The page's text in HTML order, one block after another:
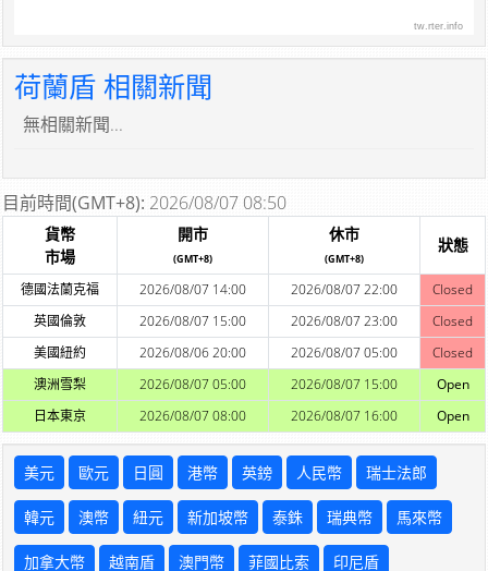
tw.rter.info
荷蘭盾 相關新聞
無相關新聞...
目前時間(GMT+8): 2026/08/07 08:50
貨幣
市場
開市
(GMT+8)
休市
(GMT+8)
狀態
德國法蘭克福 2026/08/07 14:00 2026/08/07 22:00
Closed
英國倫敦
2026/08/07 15:00 2026/08/07 23:00
Closed
美國紐約
2026/08/06 20:00 2026/08/07 05:00
Closed
澳洲雪梨
2026/08/07 05:00 2026/08/07 15:00
Open
日本東京
2026/08/07 08:00 2026/08/07 16:00 Open
美元 歐元 日圓 港幣 英鎊 人民幣 瑞士法郎
韓元 澳幣 紐元 新加坡幣 泰銖 瑞典幣 馬來幣
加拿大幣 越南盾 澳門幣 菲國比索 印尼盾